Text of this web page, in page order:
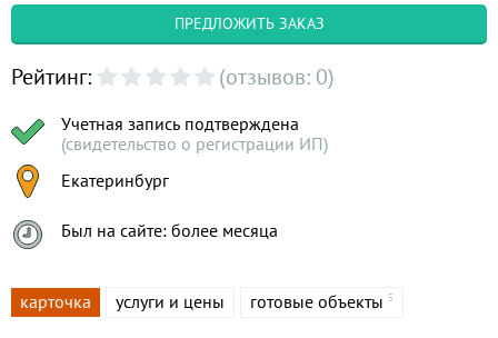
ПРЕДЛОЖИТЬ ЗАКАЗ
Рейтинг: (отзывов: 0)
Учетная запись подтверждена
(свидетельство о регистрации ИП)
Екатеринбург
Был на сайте: более месяца
карточка услуги и цены готовые объекты 5